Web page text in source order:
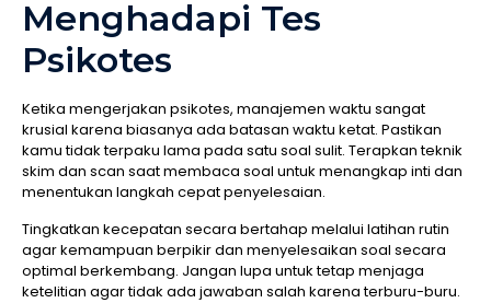
Menghadapi Tes
Psikotes
Ketika mengerjakan psikotes, manajemen waktu sangat
krusial karena biasanya ada batasan waktu ketat. Pastikan
kamu tidak terpaku lama pada satu soal sulit. Terapkan teknik
skim dan scan saat membaca soal untuk menangkap inti dan
menentukan langkah cepat penyelesaian.
Tingkatkan kecepatan secara bertahap melalui latihan rutin
agar kemampuan berpikir dan menyelesaikan soal secara
optimal berkembang. Jangan lupa untuk tetap menjaga
ketelitian agar tidak ada jawaban salah karena terburu-buru.